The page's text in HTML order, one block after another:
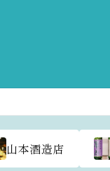
山本酒造店